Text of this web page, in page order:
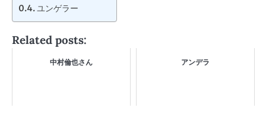
ユンゲラー
Related posts:
中村倫也さん アンデラ